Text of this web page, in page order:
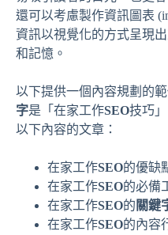
還可以考慮製作資訊圖表
資訊以視覺化的方式呈現
和記憶。
以下提供一個內容規劃的
字是「在家工作SEO技巧
以下內容的文章：
在家工作SEO的優缺
在家工作SEO的必備
在家工作SEO的 關鍵
在家工作SEO的內容